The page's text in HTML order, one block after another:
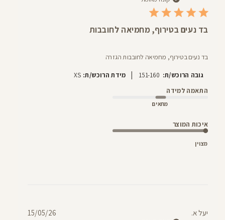
בד נעים בטירוף, מחמיאה לחובבות
בד נעים בטירוף, מחמיאה לחובבות הגזרה
גובה הרוכש/ת: 151-160
| מידת הרוכש/ת: XS
התאמה למידה
מתאים
איכות המוצר
מצוין
יעל א. 15/05/26